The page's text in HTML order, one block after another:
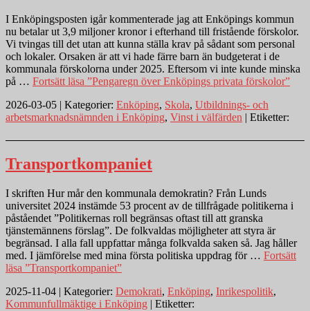
I Enköpingsposten igår kommenterade jag att Enköpings kommun
nu betalar ut 3,9 miljoner kronor i efterhand till fristående förskolor.
Vi tvingas till det utan att kunna ställa krav på sådant som personal
och lokaler. Orsaken är att vi hade färre barn än budgeterat i de
kommunala förskolorna under 2025. Eftersom vi inte kunde minska
på … Fortsätt läsa ”Pengaregn över Enköpings privata förskolor”
2026-03-05 | Kategorier: Enköping, Skola, Utbildnings- och
arbetsmarknadsnämnden i Enköping, Vinst i välfärden | Etiketter:
Transportkompaniet
I skriften Hur mår den kommunala demokratin? Från Lunds
universitet 2024 instämde 53 procent av de tillfrågade politikerna i
påståendet ”Politikernas roll begränsas oftast till att granska
tjänstemännens förslag”. De folkvaldas möjligheter att styra är
begränsad. I alla fall uppfattar många folkvalda saken så. Jag håller
med. I jämförelse med mina första politiska uppdrag för … Fortsätt
läsa ”Transportkompaniet”
2025-11-04 | Kategorier: Demokrati, Enköping, Inrikespolitik,
Kommunfullmäktige i Enköping | Etiketter: